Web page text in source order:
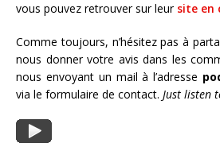
vous pouvez retrouver sur leursite en
Comme toujours, n’hésitez pas à
nous donner votre avis dans les
nous envoyant un mail à l’adresse
via le formulaire de contact. Just listen